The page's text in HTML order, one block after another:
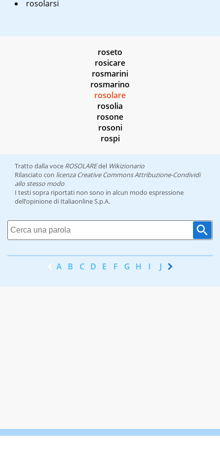
rosolarsi
roseto
rosicare
rosmarini
rosmarino
rosolare
rosolia
rosone
rosoni
rospi
Tratto dalla voce ROSOLAREdel Wikizionario
Rilasciato con licenza Creative Commons Attribuzione-Condividi
allo stesso modo
I testi sopra riportati non sono in alcun modo espressione
dell’opinione di Italiaonline S.p.A.
A B C D E F G H I J K